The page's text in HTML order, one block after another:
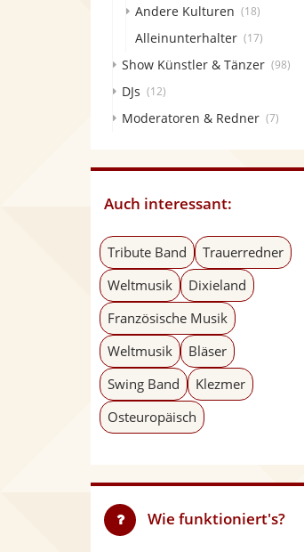
Andere Kulturen (18)
Alleinunterhalter (17)
Show Künstler & Tänzer (98)
DJs (12)
Moderatoren & Redner (7)
Auch interessant:
Tribute Band
Trauerredner
Weltmusik
Dixieland
Französische Musik
Weltmusik
Bläser
Swing Band
Klezmer
Osteuropäisch
Wie funktioniert's?